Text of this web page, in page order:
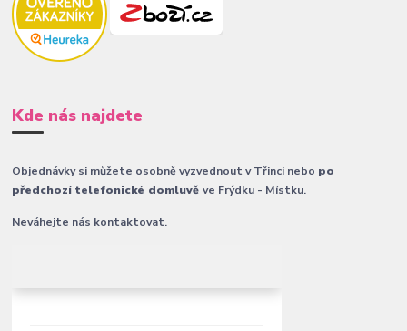
Kde nás najdete
Objednávky si můžete osobně vyzvednout v Třinci nebo po
předchozí telefonické domluvěve Frýdku - Místku.
Neváhejte nás kontaktovat.